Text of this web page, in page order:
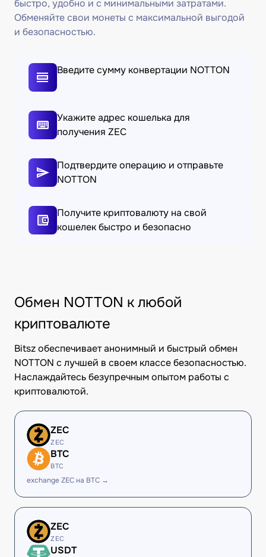
быстро, удобно и с минимальными затратами.
Обменяйте свои монеты с максимальной выгодой
и безопасностью.
Введите сумму конвертации NOTTON
Укажите адрес кошелька для
получения ZEC
Подтвердите операцию и отправьте
NOTTON
Получите криптовалюту на свой
кошелек быстро и безопасно
Обмен NOTTON к любой
криптовалюте
Bitsz обеспечивает анонимный и быстрый обмен
NOTTON с лучшей в своем классе безопасностью.
Наслаждайтесь безупречным опытом работы с
криптовалютой.
ZEC
ZEC
BTC
BTC
exchange ZEC на BTC →
ZEC
ZEC
USDT